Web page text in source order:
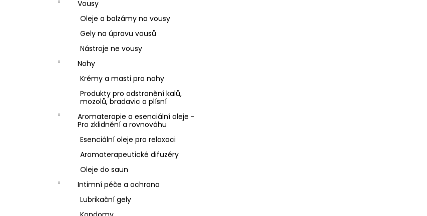
Vousy
Oleje a balzámy na vousy
Gely na úpravu vousů
Nástroje ne vousy
Nohy
Krémy a masti pro nohy
Produkty pro odstranění kalů,
mozolů, bradavic a plísní
Aromaterapie a esenciální oleje -
Pro zklidnění a rovnováhu
Esenciální oleje pro relaxaci
Aromaterapeutické difuzéry
Oleje do saun
Intimní péče a ochrana
Lubrikační gely